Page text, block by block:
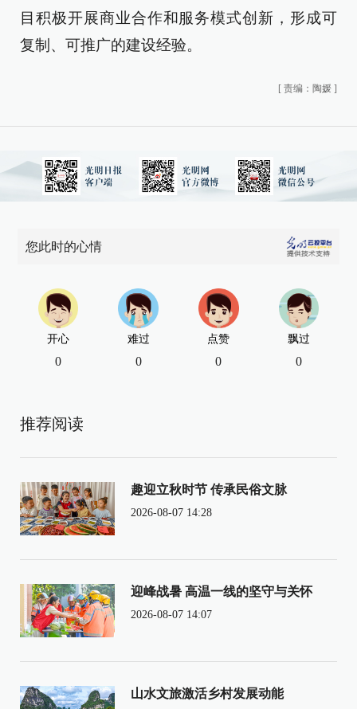
目积极开展商业合作和服务模式创新，形成可
复制、可推广的建设经验。
[ 责编：陶媛 ]
您此时的心情
开心
0
难过
0
点赞
0
飘过
0
推荐阅读
趣迎立秋时节 传承民俗文脉
2026-08-07 14:28
迎峰战暑 高温一线的坚守与关怀
2026-08-07 14:07
山水文旅激活乡村发展动能